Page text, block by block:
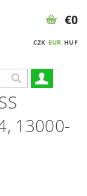
CZK EUR HUF
€0
13000-